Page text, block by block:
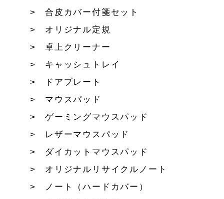
合皮カバー付箋セット
オリジナル定規
卓上クリーナー
キャッシュトレイ
ドアプレート
マウスパッド
ゲーミングマウスパッド
レザーマウスパッド
ダイカットマウスパッド
オリジナルリサイクルノート
ノート（ハードカバー）